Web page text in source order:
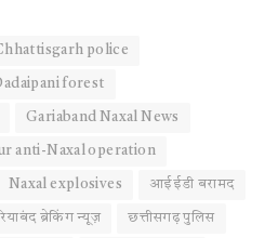
police
forest
Gariaband Naxal News
anti-Naxal operation
Naxal explosives आईईडी बरामद
ब्रेकिंग न्यूज़ छत्तीसगढ़ पुलिस